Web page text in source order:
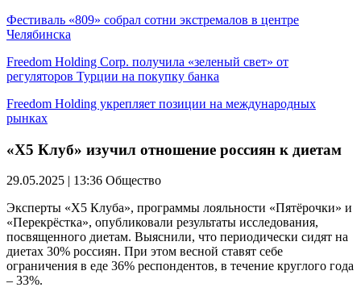
Фестиваль «809» собрал сотни экстремалов в центре
Челябинска
Freedom Holding Corp. получила «зеленый свет» от
регуляторов Турции на покупку банка
Freedom Holding укрепляет позиции на международных
рынках
«X5 Клуб» изучил отношение россиян к диетам
29.05.2025 | 13:36 Общество
Эксперты «X5 Клуба», программы лояльности «Пятёрочки» и
«Перекрёстка», опубликовали результаты исследования,
посвященного диетам. Выяснили, что периодически сидят на
диетах 30% россиян. При этом весной ставят себе
ограничения в еде 36% респондентов, в течение круглого года
– 33%.